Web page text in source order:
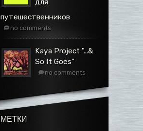
путешественников
no comments
Kaya Project ".​.​.​&
So It Goes"
no comments
МЕТКИ